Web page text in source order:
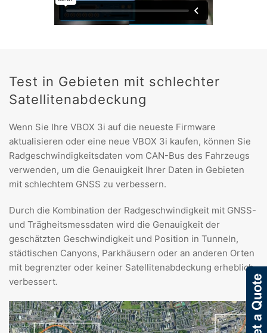
Test in Gebieten mit schlechter
Satellitenabdeckung
Wenn Sie Ihre VBOX 3i auf die neueste Firmware
aktualisieren oder eine neue VBOX 3i kaufen, können Sie
Radgeschwindigkeitsdaten vom CAN-Bus des Fahrzeugs
verwenden, um die Genauigkeit Ihrer Daten in Gebieten
mit schlechtem GNSS zu verbessern.
Durch die Kombination der Radgeschwindigkeit mit GNSS-
und Trägheitsmessdaten wird die Genauigkeit der
geschätzten Geschwindigkeit und Position in Tunneln,
städtischen Canyons, Parkhäusern oder an anderen Orten
mit begrenzter oder keiner Satellitenabdeckung erheblich
verbessert.